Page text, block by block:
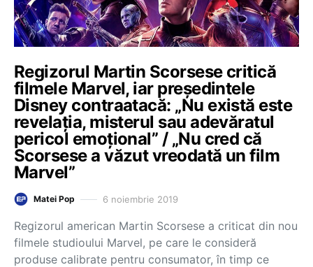
Regizorul Martin Scorsese critică
filmele Marvel, iar preşedintele
Disney contraatacă: „Nu există este
revelaţia, misterul sau adevăratul
pericol emoţional” / „Nu cred că
Scorsese a văzut vreodată un film
Marvel”
Matei Pop 6 noiembrie 2019
Regizorul american Martin Scorsese a criticat din nou
filmele studioului Marvel, pe care le consideră
produse calibrate pentru consumator, în timp ce